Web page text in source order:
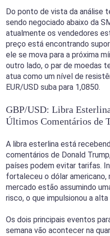
Do ponto de vista da análise
sendo negociado abaixo da
atualmente os vendedores
preço está encontrando
ele se mova para a próxima
outro lado, o par de moedas
atua como um nível de
EUR/USD suba para 1,0850.
GBP/USD: Libra
Últimos Comentários de
A libra esterlina está
comentários de Donald
países podem evitar tarifas.
fortaleceu o dólar
mercado estão assumindo
risco, o que impulsionou a alta
Os dois principais eventos
semana vão acontecer na